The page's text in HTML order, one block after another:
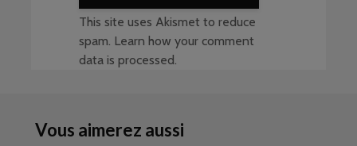
This site uses Akismet to reduce
spam. Learn how your comment
data is processed.
Vous aimerez aussi